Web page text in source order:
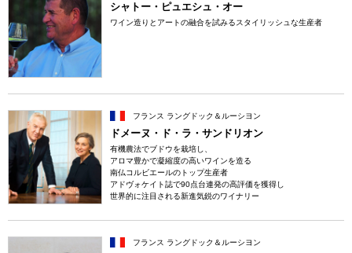
シャトー・ピュエシュ・オー
ワイン造りとアートの融合を試みるスタイリッシュな生産者
フランス ラングドック＆ルーシヨン
ドメーヌ・ド・ラ・サンドリオン
有機農法でブドウを栽培し、
アロマ豊かで凝縮度の高いワインを造る
南仏コルビエールのトップ生産者
アドヴォケイト誌で90点台連発の高評価を獲得し
世界的に注目される新進気鋭のワイナリー
フランス ラングドック＆ルーシヨン